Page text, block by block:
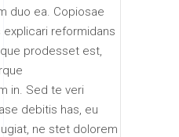
duo ea. Copiosae
explicari reformidans
prodesset est,
in. Sed te veri
debitis has, eu
ne stet dolorem